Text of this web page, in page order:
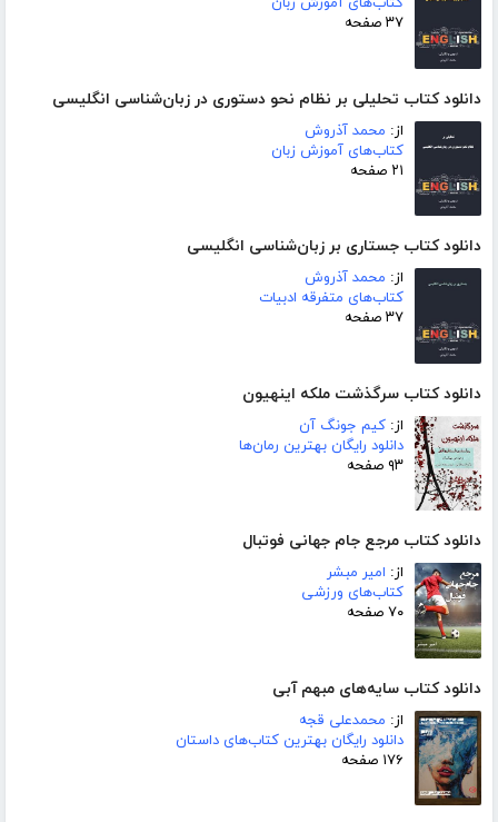
۳۷ صفحه
دانلود کتاب تحلیلی بر نظام نحو دستوری در زبان‌شناسی انگلیسی
از: محمد آذروش
کتاب‌های آموزش زبان
۲۱ صفحه
دانلود کتاب جستاری بر زبان‌شناسی انگلیسی
از: محمد آذروش
کتاب‌های متفرقه ادبیات
۳۷ صفحه
دانلود کتاب سرگذشت ملکه اینهیون
از: کیم جونگ آن
دانلود رایگان بهترین رمان‌ها
۹۳ صفحه
دانلود کتاب مرجع جام جهانی فوتبال
از: امیر مبشر
کتاب‌های ورزشی
۷۰ صفحه
دانلود کتاب سایه‌های مبهم آبی
از: محمدعلی قجه
دانلود رایگان بهترین کتاب‌های داستان
۱۷۶ صفحه